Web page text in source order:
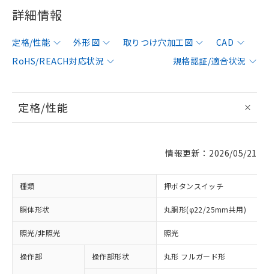
詳細情報
定格/性能 外形図 取りつけ穴加工図
CAD
RoHS/REACH対応状況
規格認証/適合状況
定格/性能
情報更新：2026/05/21
種類 押ボタンスイッチ
胴体形状 丸胴形(φ22/25mm共用)
照光/非照光 照光
操作部 操作部形状 丸形 フルガード形